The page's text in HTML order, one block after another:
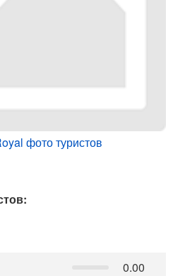
фото туристов
0.00